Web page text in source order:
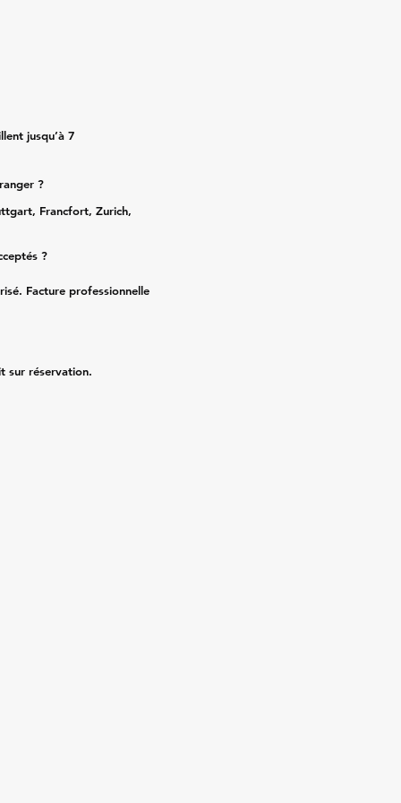
jusqu’à 7
?
Francfort, Zurich,
?
Facture professionnelle
sur réservation.